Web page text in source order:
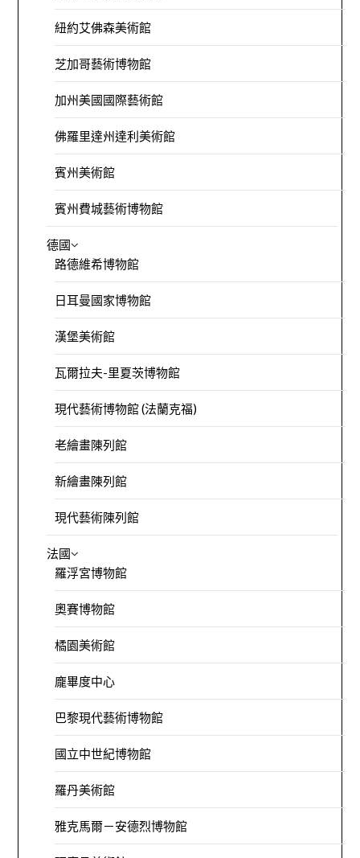
紐約艾佛森美術館
芝加哥藝術博物館
加州美國國際藝術館
佛羅里達州達利美術館
賓州美術館
賓州費城藝術博物館
德國
路德維希博物館
日耳曼國家博物館
漢堡美術館
瓦爾拉夫-里夏茨博物館
現代藝術博物館 (法蘭克福)
老繪畫陳列館
新繪畫陳列館
現代藝術陳列館
法國
羅浮宮博物館
奧賽博物館
橘園美術館
龐畢度中心
巴黎現代藝術博物館
國立中世紀博物館
羅丹美術館
雅克馬爾－安德烈博物館